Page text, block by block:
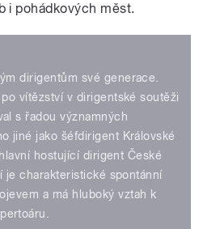
i pohádkových měst.
dirigentům své generace.
vítězství v dirigentské soutěži
s řadou významných
jiné jako šéfdirigent Královské
hostující dirigent České
je charakteristické spontánní
a má hluboký vztah k